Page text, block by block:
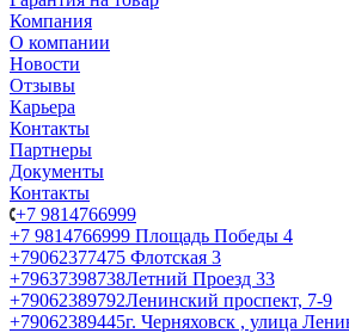
Компания
О компании
Новости
Отзывы
Карьера
Контакты
Партнеры
Документы
Контакты
+7 9814766999
+7 9814766999 Площадь Победы 4
+79062377475 Флотская 3
+79637398738Летний Проезд 33
+79062389792Ленинский проспект, 7-9
+79062389445г. Черняховск , улица